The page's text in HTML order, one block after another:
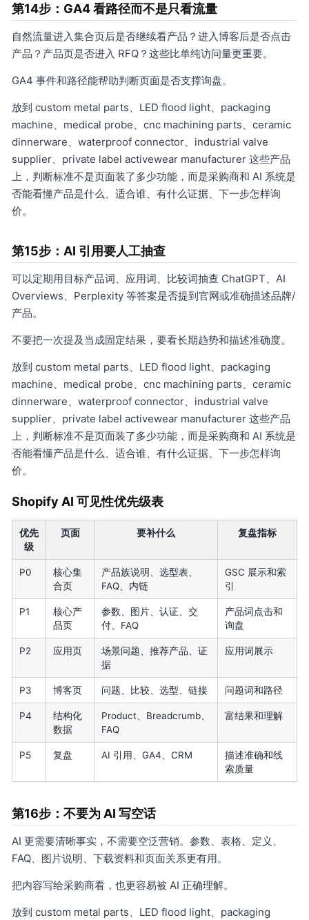
第14步：GA4 看路径而不是只看流量
自然流量进入集合页后是否继续看产品？进入博客后是否点击
产品？产品页是否进入 RFQ？这些比单纯访问量更重要。
GA4 事件和路径能帮助判断页面是否支撑询盘。
放到 custom metal parts、LED flood light、packaging
machine、medical probe、cnc machining parts、ceramic
dinnerware、waterproof connector、industrial valve
supplier、private label activewear manufacturer 这些产品
上，判断标准不是页面装了多少功能，而是采购商和 AI 系统是
否能看懂产品是什么、适合谁、有什么证据、下一步怎样询
价。
第15步：AI 引用要人工抽查
可以定期用目标产品词、应用词、比较词抽查 ChatGPT、AI
Overviews、Perplexity 等答案是否提到官网或准确描述品牌/
产品。
不要把一次提及当成固定结果，要看长期趋势和描述准确度。
放到 custom metal parts、LED flood light、packaging
machine、medical probe、cnc machining parts、ceramic
dinnerware、waterproof connector、industrial valve
supplier、private label activewear manufacturer 这些产品
上，判断标准不是页面装了多少功能，而是采购商和 AI 系统是
否能看懂产品是什么、适合谁、有什么证据、下一步怎样询
价。
Shopify AI 可见性优先级表
优先
级
页面 要补什么 复盘指标
P0
核心集
合页
产品族说明、选型表、
FAQ、内链
GSC 展示和索
引
P1
核心产
品页
参数、图片、认证、交
付、FAQ
产品词点击和
询盘
P2 应用页
场景问题、推荐产品、证
据
应用词展示
P3 博客页 问题、比较、选型、链接 问题词和路径
P4
结构化
数据
Product、Breadcrumb、
FAQ
富结果和理解
P5 复盘 AI 引用、GA4、CRM
描述准确和线
索质量
第16步：不要为 AI 写空话
AI 更需要清晰事实，不需要空泛营销。参数、表格、定义、
FAQ、图片说明、下载资料和页面关系更有用。
把内容写给采购商看，也更容易被 AI 正确理解。
放到 custom metal parts、LED flood light、packaging